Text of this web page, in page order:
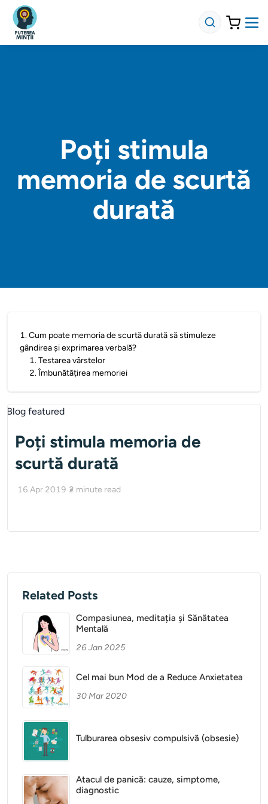
Poți stimula
memoria de scurtă
durată
1.Cum poate memoria de scurtă durată să stimuleze
gândirea și exprimarea verbală?
1.Testarea vârstelor
2.Îmbunătățirea memoriei
Poți stimula memoria de
scurtă durată
16 Apr 2019 2 minute read
Related Posts
Compasiunea, meditația și Sănătatea
Mentală
26 Jan 2025
Cel mai bun Mod de a Reduce Anxietatea
30 Mar 2020
Tulburarea obsesiv compulsivă (obsesie)
Atacul de panică: cauze, simptome,
diagnostic